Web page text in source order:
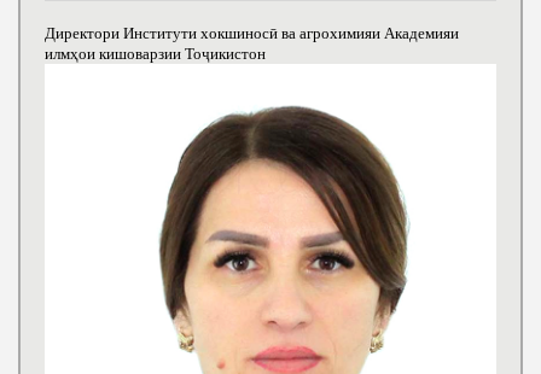
Директори Институти хокшиносӣ ва агрохимияи Академияи
илмҳои кишоварзии Тоҷикистон